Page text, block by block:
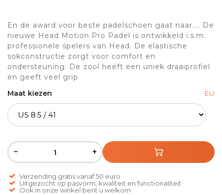
En de award voor beste padelschoen gaat naar.... De
nieuwe Head Motion Pro Padel is ontwikkeld i.s.m.
professionele spelers van Head. De elastische
sokconstructie zorgt voor comfort en
ondersteuning. De zool heeft een uniek draaiprofiel
en geeft veel grip
Maat kiezen
EU
− +
Verzending gratis vanaf 50 euro
Uitgezocht op pasvorm, kwaliteit en functionaliteit
Ook in onze winkel bent u welkom